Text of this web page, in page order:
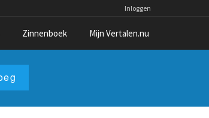
Inloggen
Zinnenboek Mijn Vertalen.nu